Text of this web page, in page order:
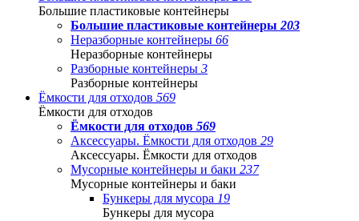
Большие пластиковые контейнеры
Большие пластиковые контейнеры 203
Неразборные контейнеры 66
Неразборные контейнеры
Разборные контейнеры 3
Разборные контейнеры
Ёмкости для отходов 569
Ёмкости для отходов
Ёмкости для отходов 569
Аксессуары. Ёмкости для отходов 29
Аксессуары. Ёмкости для отходов
Мусорные контейнеры и баки 237
Мусорные контейнеры и баки
Бункеры для мусора 19
Бункеры для мусора